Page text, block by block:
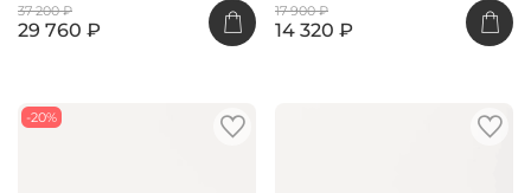
37 200 ₽
29 760 ₽
17 900 ₽
14 320 ₽
-20%